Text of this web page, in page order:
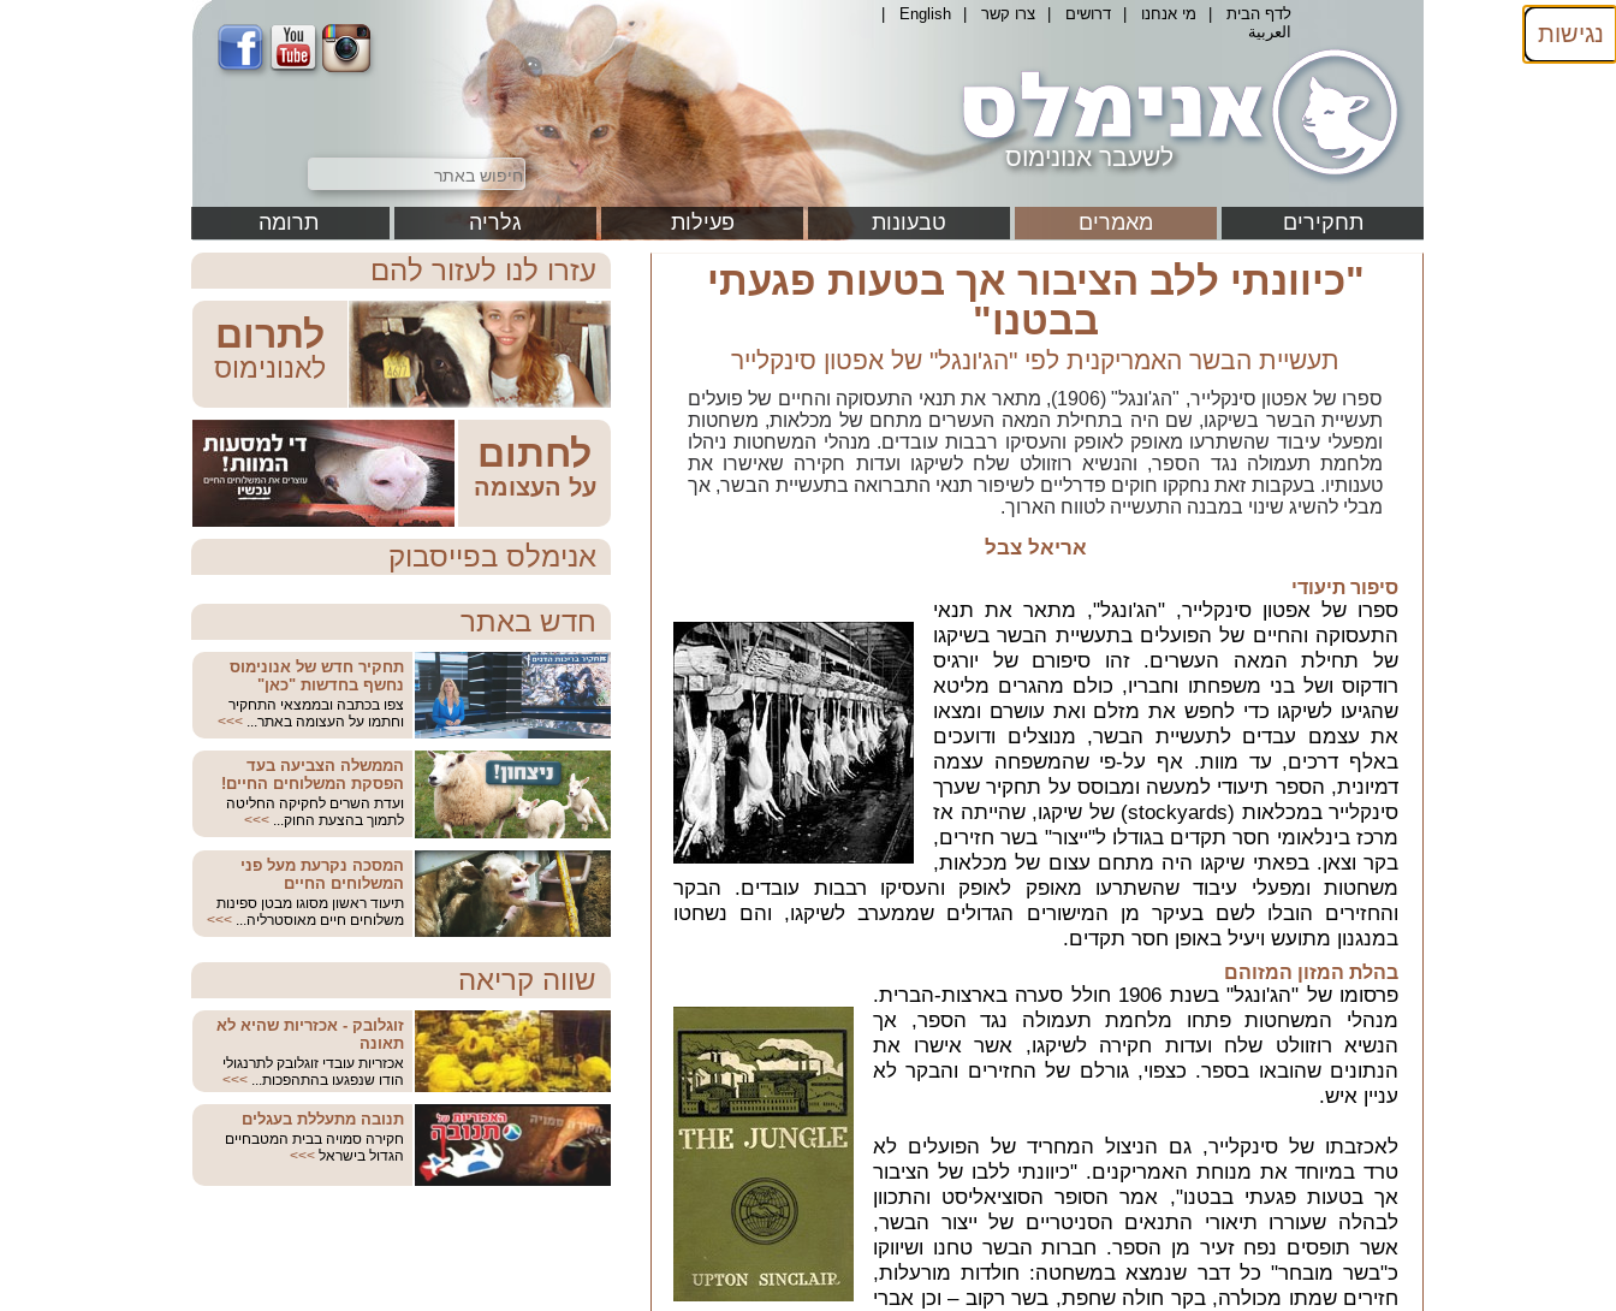
נגישות
תחקירים מאמרים טבעונות פעילות גלריה תרומה
לשעבר אנונימוס
לדף הבית מי אנחנו דרושים צרו קשר English
العربية
"כיוונתי ללב הציבור אך בטעות פגעתי
בבטנו"
תעשיית הבשר האמריקנית לפי "הג'ונגל" של אפטון סינקלייר
ספרו של אפטון סינקלייר, "הג'ונגל" (1906), מתאר את תנאי התעסוקה והחיים של פועלים
תעשיית הבשר בשיקגו, שם היה בתחילת המאה העשרים מתחם של מכלאות, משחטות
ומפעלי עיבוד שהשתרעו מאופק לאופק והעסיקו רבבות עובדים. מנהלי המשחטות ניהלו
מלחמת תעמולה נגד הספר, והנשיא רוזוולט שלח לשיקגו ועדות חקירה שאישרו את
טענותיו. בעקבות זאת נחקקו חוקים פדרליים לשיפור תנאי התברואה בתעשיית הבשר, אך
מבלי להשיג שינוי במבנה התעשייה לטווח הארוך.
אריאל צבל
סיפור תיעודי
ספרו של אפטון סינקלייר, "הג'ונגל", מתאר את תנאי
התעסוקה והחיים של הפועלים בתעשיית הבשר בשיקגו
של תחילת המאה העשרים. זהו סיפורם של יורגיס
רודקוס ושל בני משפחתו וחבריו, כולם מהגרים מליטא
שהגיעו לשיקגו כדי לחפש את מזלם ואת עושרם ומצאו
את עצמם עבדים לתעשיית הבשר, מנוצלים ודועכים
באלף דרכים, עד מוות. אף על-פי שהמשפחה עצמה
דמיונית, הספר תיעודי למעשה ומבוסס על תחקיר שערך
סינקלייר במכלאות (stockyards) של שיקגו, שהייתה אז
מרכז בינלאומי חסר תקדים בגודלו ל"ייצור" בשר חזירים,
בקר וצאן. בפאתי שיקגו היה מתחם עצום של מכלאות,
משחטות ומפעלי עיבוד שהשתרעו מאופק לאופק והעסיקו רבבות עובדים. הבקר
והחזירים הובלו לשם בעיקר מן המישורים הגדולים שממערב לשיקגו, והם נשחטו
במנגנון מתועש ויעיל באופן חסר תקדים.
בהלת המזון המזוהם
פרסומו של "הג'ונגל" בשנת 1906 חולל סערה בארצות-הברית.
מנהלי המשחטות פתחו מלחמת תעמולה נגד הספר, אך
הנשיא רוזוולט שלח ועדות חקירה לשיקגו, אשר אישרו את
הנתונים שהובאו בספר. כצפוי, גורלם של החזירים והבקר לא
עניין איש.
לאכזבתו של סינקלייר, גם הניצול המחריד של הפועלים לא
טרד במיוחד את מנוחת האמריקנים. "כיוונתי ללבו של הציבור
אך בטעות פגעתי בבטנו", אמר הסופר הסוציאליסט והתכוון
לבהלה שעוררו תיאורי התנאים הסניטריים של ייצור הבשר,
אשר תופסים נפח זעיר מן הספר. חברות הבשר טחנו ושיווקו
כ"בשר מובחר" כל דבר שנמצא במשחטה: חולדות מורעלות,
חזירים שמתו מכולרה, בקר חולה שחפת, בשר רקוב – וכן אברי
עזרו לנו לעזור להם
לתרום
לאנונימוס
לחתום
על העצומה
אנימלס בפייסבוק
חדש באתר
תחקיר חדש של אנונימוס
נחשף בחדשות "כאן"
צפו בכתבה ובממצאי התחקיר
וחתמו על העצומה באתר... >>>
הממשלה הצביעה בעד
הפסקת המשלוחים החיים!
ועדת השרים לחקיקה החליטה
לתמוך בהצעת החוק... >>>
המסכה נקרעת מעל פני
המשלוחים החיים
תיעוד ראשון מסוגו מבטן ספינות
משלוחים חיים מאוסטרליה... >>>
שווה קריאה
זוגלובק - אכזריות שהיא לא
תאונה
אכזריות עובדי זוגלובק לתרנגולי
הודו שנפגעו בהתהפכות... >>>
תנובה מתעללת בעגלים
חקירה סמויה בבית המטבחיים
הגדול בישראל >>>